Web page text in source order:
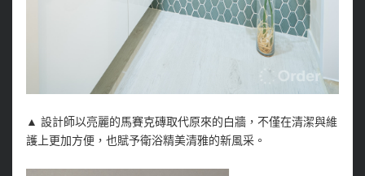
▲ 設計師以亮麗的馬賽克磚取代原來的白牆，不僅在清潔與維
護上更加方便，也賦予衛浴精美清雅的新風采。